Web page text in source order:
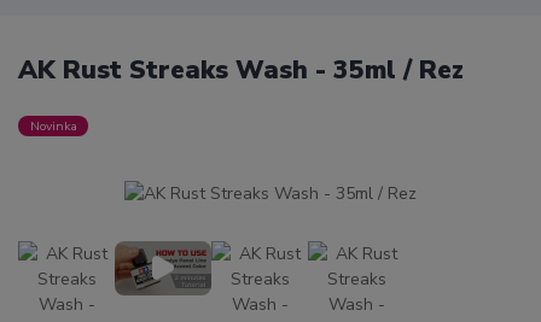
AK Rust Streaks Wash - 35ml / Rez
Novinka